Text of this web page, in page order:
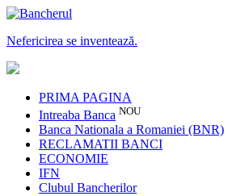
Nefericirea se inventează.
PRIMA PAGINA
Intreaba Banca NOU
Banca Nationala a Romaniei (BNR)
RECLAMATII BANCI
ECONOMIE
IFN
Clubul Bancherilor